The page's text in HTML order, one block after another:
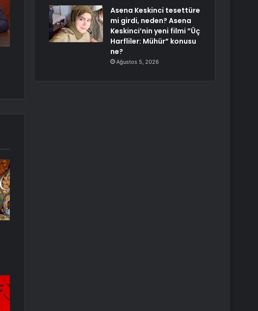
Asena Keskinci tesettüre
mi girdi, neden? Asena
Keskinci’nin yeni filmi ”Üç
Harfliler: Mühür” konusu
ne?
Ağustos 5, 2026